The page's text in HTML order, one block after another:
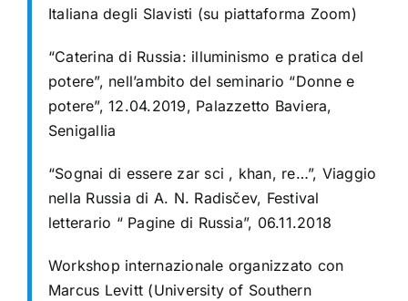
Italiana degli Slavisti (su piattaforma Zoom)
“Caterina di Russia: illuminismo e pratica del
potere”, nell’ambito del seminario “Donne e
potere”, 12.04.2019, Palazzetto Baviera,
Senigallia
“Sognai di essere zar sci , khan, re…”, Viaggio
nella Russia di A. N. Radisčev, Festival
letterario “ Pagine di Russia”, 06.11.2018
Workshop internazionale organizzato con
Marcus Levitt (University of Southern